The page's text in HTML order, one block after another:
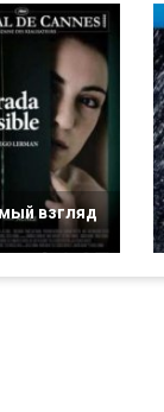
взгляд